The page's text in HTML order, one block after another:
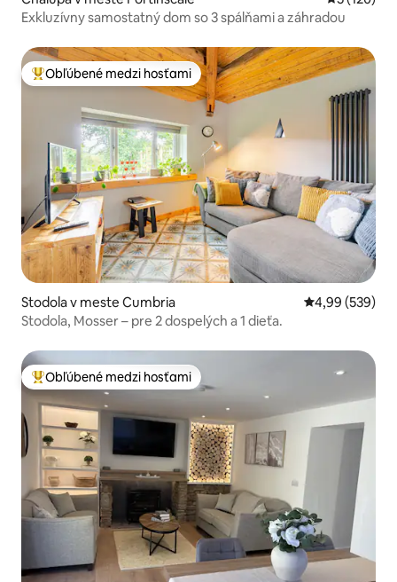
Exkluzívny samostatný dom so 3 spálňami a záhradou
Najobľúbenejšie medzi hosťami
Obľúbené medzi hosťami
Stodola v meste Cumbria Priemerné
4,99 (539)
Stodola, Mosser – pre 2 dospelých a 1 dieťa.
Najobľúbenejšie medzi hosťami
Obľúbené medzi hosťami